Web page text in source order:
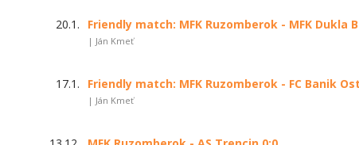
20.1. Friendly match: MFK Ruzomberok - MFK Dukla
| Ján Kmeť
17.1. Friendly match: MFK Ruzomberok - FC Banik
| Ján Kmeť